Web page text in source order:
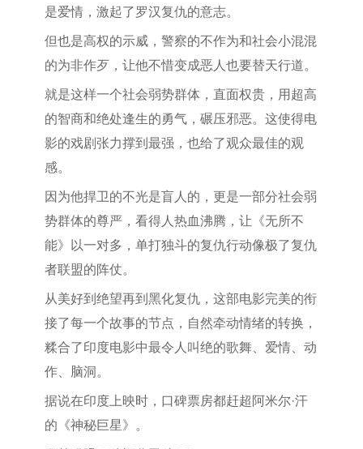
是爱情，激起了罗汉复仇的意志。
但也是高权的示威，警察的不作为和社会小混混
的为非作歹，让他不惜变成恶人也要替天行道。
就是这样一个社会弱势群体，直面权贵，用超高
的智商和绝处逢生的勇气，碾压邪恶。这使得电
影的戏剧张力撑到最强，也给了观众最佳的观
感。
因为他捍卫的不光是盲人的，更是一部分社会弱
势群体的尊严，看得人热血沸腾，让《无所不
能》以一对多，单打独斗的复仇行动像极了复仇
者联盟的阵仗。
从美好到绝望再到黑化复仇，这部电影完美的衔
接了每一个故事的节点，自然牵动情绪的转换，
糅合了印度电影中最令人叫绝的歌舞、爱情、动
作、脑洞。
据说在印度上映时，口碑票房都赶超阿米尔·汗
的《神秘巨星》。